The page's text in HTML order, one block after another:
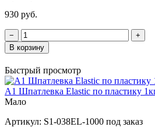
930 руб.
−
+
В корзину
Быстрый просмотр
A1 Шпатлевка Elastic по пластику
Мало
Артикул: S1-038EL-1000 под заказ